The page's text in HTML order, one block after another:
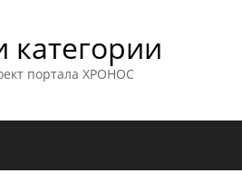
категории
портала ХРОНОС